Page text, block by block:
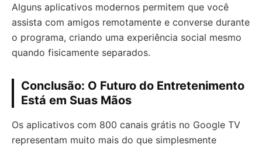
Alguns aplicativos modernos permitem que você
assista com amigos remotamente e converse durante
o programa, criando uma experiência social mesmo
quando fisicamente separados.
Conclusão: O Futuro do Entretenimento
Está em Suas Mãos
Os aplicativos com 800 canais grátis no Google TV
representam muito mais do que simplesmente